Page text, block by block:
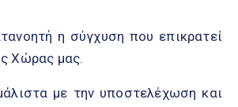
η σύγχυση που επικρατεί
Χώρας μας.
με την υποστελέχωση και